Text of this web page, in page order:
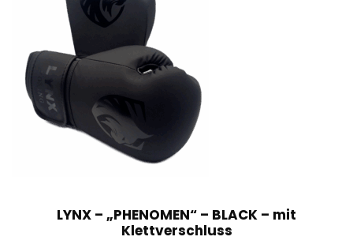
LYNX – „PHENOMEN“ – BLACK – mit
Klettverschluss